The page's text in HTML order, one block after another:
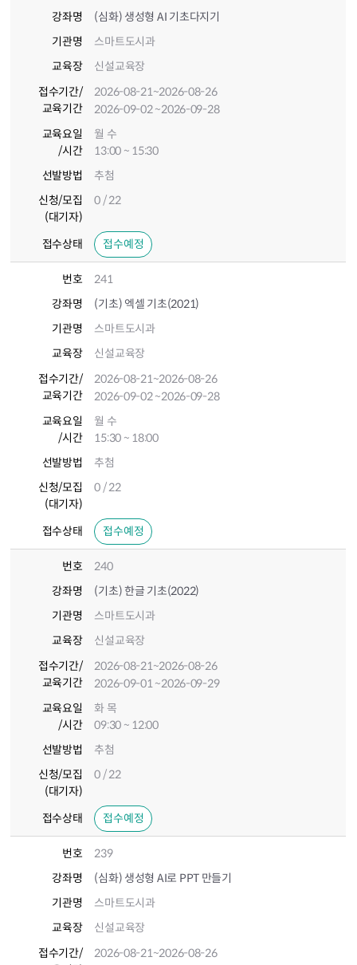
강좌명
(심화) 생성형 AI 기초다지기
기관명
스마트도시과
교육장
신설교육장
접수기간/
교육기간
2026-08-21~2026-08-26
2026-09-02~2026-09-28
교육요일
/시간
월 수
13:00 ~ 15:30
선발방법
추첨
신청/모집
(대기자)
0 / 22
접수상태 접수예정
번호
241
강좌명
(기초) 엑셀 기초(2021)
기관명
스마트도시과
교육장
신설교육장
접수기간/
교육기간
2026-08-21~2026-08-26
2026-09-02~2026-09-28
교육요일
/시간
월 수
15:30 ~ 18:00
선발방법
추첨
신청/모집
(대기자)
0 / 22
접수상태 접수예정
번호
240
강좌명
(기초) 한글 기초(2022)
기관명
스마트도시과
교육장
신설교육장
접수기간/
교육기간
2026-08-21~2026-08-26
2026-09-01~2026-09-29
교육요일
/시간
화 목
09:30 ~ 12:00
선발방법
추첨
신청/모집
(대기자)
0 / 22
접수상태 접수예정
번호
239
강좌명
(심화) 생성형 AI로 PPT 만들기
기관명
스마트도시과
교육장
신설교육장
접수기간/
2026-08-21~2026-08-26